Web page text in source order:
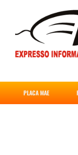
conteúdo
PLACA MAE